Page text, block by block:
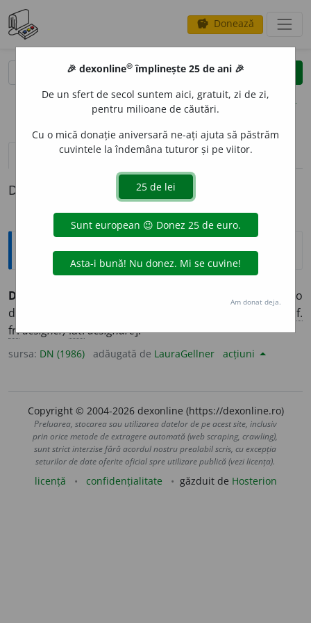
savings Donează
clear
opțiuni
definiții (1) pronunțievolume_up (34)
Definiția cu ID-ul 404715:
Explicative DEX
DESEMN
A indica, a numi pe cineva pentru o
demnitate, o funcție etc., a designa. [<
cf.
fr.désigner,lat.designare].
sursa: DN (1986) adăugată de LauraGellner acțiuni
Copyright © 2004-2026 dexonline (https://dexonline.ro)
Preluarea, stocarea sau utilizarea datelor de pe acest site, inclusiv
prin orice metode de extragere automată (web scraping, crawling),
sunt strict interzise fără acordul nostru prealabil scris, cu excepția
seturilor de date oferite oficial spre utilizare publică (vezi licența).
licență confidențialitate găzduit de Hosterion
🎉 dexonline® împlinește 25 de ani 🎉
De un sfert de secol suntem aici, gratuit, zi de zi,
pentru milioane de căutări.
Cu o mică donație aniversară ne-ați ajuta să păstrăm
cuvintele la îndemâna tuturor și pe viitor.
Am donat deja.